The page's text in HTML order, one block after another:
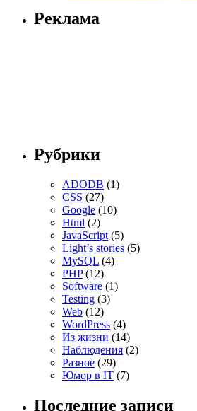
Реклама
Рубрики
ADODB (1)
CSS (27)
Google (10)
Html (2)
JavaScript (5)
Light’s stories (5)
MySQL (4)
PHP(12)
Software (1)
Testing (3)
Web (12)
WordPress (4)
Из жизни (14)
Наблюдения (2)
Разное (29)
Юмор в IT (7)
Последние записи